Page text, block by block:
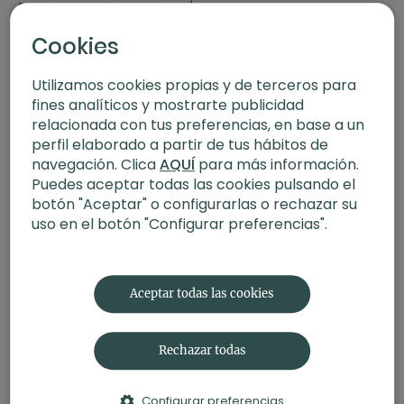
Entrevista a Mario Alonso Puig | Salud mental
01:10:26
Cookies
Utilizamos cookies propias y de terceros para
fines analíticos y mostrarte publicidad
relacionada con tus preferencias, en base a un
perfil elaborado a partir de tus hábitos de
navegación. ClicaAQUÍpara más información.
Puedes aceptar todas las cookies pulsando el
botón "Aceptar" o configurarlas o rechazar su
uso en el botón "Configurar preferencias".
Aceptar todas las cookies
Rechazar todas